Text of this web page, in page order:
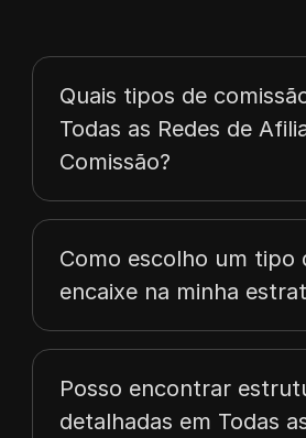
Quais tipos de
Todas as Redes de
Comissão?
Como escolho um tipo
encaixe na minha
Posso encontrar
detalhadas em Todas